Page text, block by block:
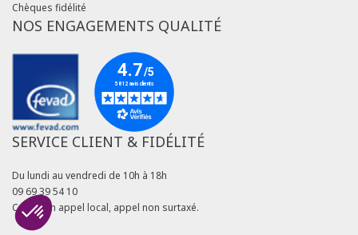
Chèques fidélité
NOS ENGAGEMENTS QUALITÉ
SERVICE CLIENT & FIDÉLITÉ
Du lundi au vendredi de 10h à 18h
09 69 39 54 10
Coût d'un appel local, appel non surtaxé.